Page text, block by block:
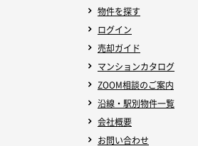
物件を探す
ログイン
売却ガイド
マンションカタログ
ZOOM相談のご案内
沿線・駅別物件一覧
会社概要
お問い合わせ